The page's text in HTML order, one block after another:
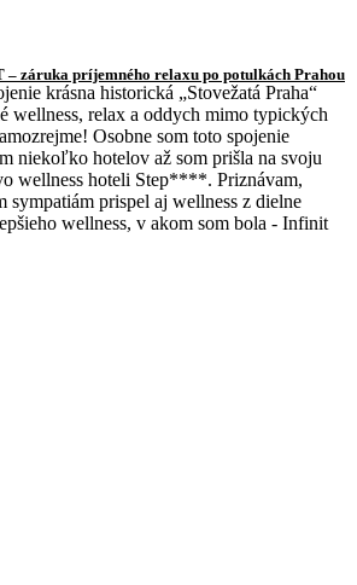
– záruka príjemného relaxu po potulkách Prahou
krásna historická „Stovežatá Praha“
wellness, relax a oddych mimo typických
Osobne som toto spojenie
niekoľko hotelov až som prišla na svoju
wellness hoteli Step****. Priznávam,
prispel aj wellness z dielne
wellness, v akom som bola - Infinit